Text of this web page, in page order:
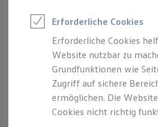
Elektroauto Leasing
Kleinwagen-Leasing
Leasing ohne
Finanzierung
Autokredit mit
Versicherungen und
Kfz-Versicherung
Garantien
Die optionale Allradlenkung macht
komfortabler und wendiger. Bei
Geschwindigkeiten lenken die
zu den Vorderrädern, was den
einen Meter verkleinert
–
Straßen oder beim Einparken.
Bei höheren Geschwindigkeiten
Hinterräder parallel zu den
Erforderliche Cookies
Erforderliche Cookies
Website nutzbar zu
Grundfunktionen wie
Zugriff auf sichere
ermöglichen. Die
Cookies nicht richtig